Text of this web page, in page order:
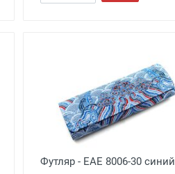
Футляр - EAE 8006-30 синий